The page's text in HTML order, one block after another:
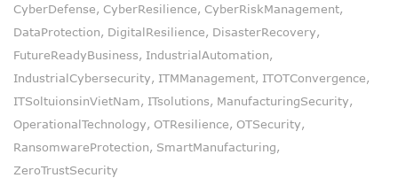
CyberDefense CyberResilience CyberRiskManagement
DataProtection DigitalResilience DisasterRecovery
FutureReadyBusiness IndustrialAutomation
IndustrialCybersecurity ITMManagement ITOTConvergence
ITSoltuionsinVietNam ITsolutions ManufacturingSecurity
OperationalTechnology OTResilience OTSecurity
RansomwareProtection SmartManufacturing
ZeroTrustSecurity